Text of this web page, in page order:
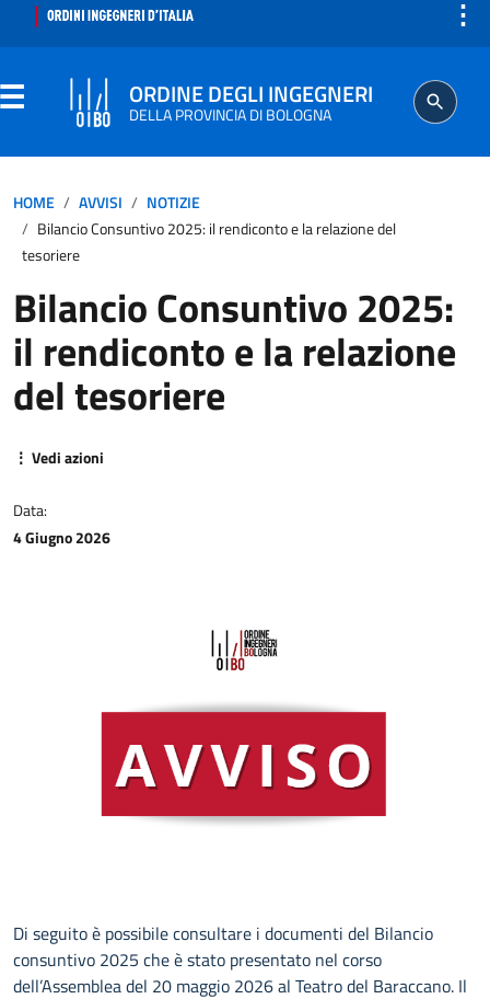
⋮
ORDINE DEGLI INGEGNERI
DELLA PROVINCIA DI BOLOGNA
SEGRETERIA
ISCRITTO
PROFESSIONE
HOME AVVISI
NOTIZIE
Bilancio Consuntivo 2025: il rendiconto e la relazione del
tesoriere
Bilancio Consuntivo 2025:
il rendiconto e la relazione
del tesoriere
⋮ Vedi azioni
Data:
4 Giugno 2026
Di seguito è possibile consultare i documenti del Bilancio
consuntivo 2025 che è stato presentato nel corso
dell’Assemblea del 20 maggio 2026 al Teatro del Baraccano. Il